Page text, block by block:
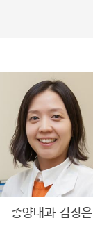
종양내과 김정은